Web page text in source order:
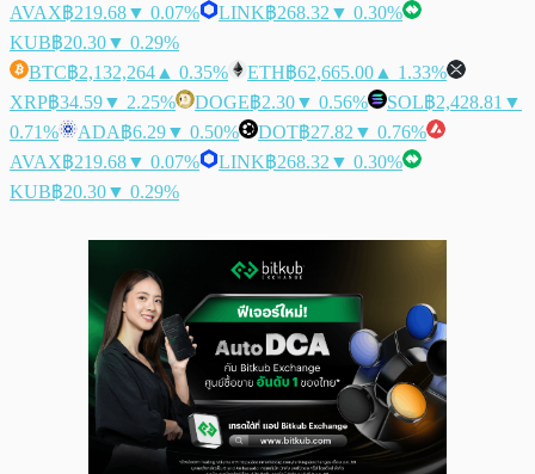
AVAX฿219.68▼ 0.07% LINK฿268.32 ▼ 0.30%
KUB฿20.30▼ 0.29%
BTC฿2,132,264 ▲ 0.35% ETH฿62,665.00 ▲ 1.33%
XRP฿34.59▼ 2.25% DOGE฿2.30▼ 0.56% SOL฿2,428.81 ▼
0.71%
ADA฿6.29▼ 0.50% DOT฿27.82 ▼ 0.76%
AVAX฿219.68▼ 0.07% LINK฿268.32 ▼ 0.30%
KUB฿20.30▼ 0.29%